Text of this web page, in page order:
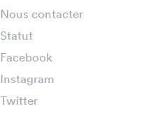
Nous contacter
Statut
Facebook
Instagram
Twitter